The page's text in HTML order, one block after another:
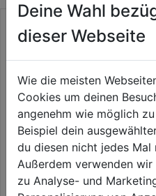
Sägeblatt SLP E-Cut U BIM
60x28mm VE 1
Deine Wahl
dieser Webseite
Wie die meisten
Cookies um deinen
angenehm wie möglich
Beispiel dein
du diesen nicht jedes Mal
Außerdem verwenden
zu Analyse- und